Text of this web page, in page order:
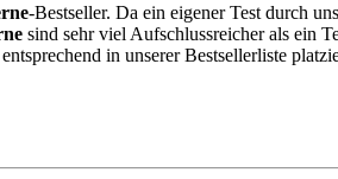
-Bestseller. Da ein eigener Test durch
sind sehr viel Aufschlussreicher als ein
in unserer Bestsellerliste